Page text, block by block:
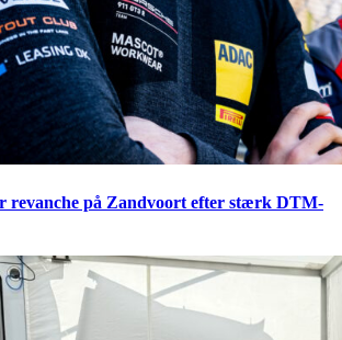
revanche på Zandvoort efter stærk DTM-